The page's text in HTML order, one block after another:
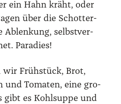
ein Hahn kräht, oder
über die Schot­ter­
Ablen­kung, selbst­ver­
Para­dies!
wir Früh­stück, Brot,
und Toma­ten, eine gro­
gibt es Kohl­sup­pe und